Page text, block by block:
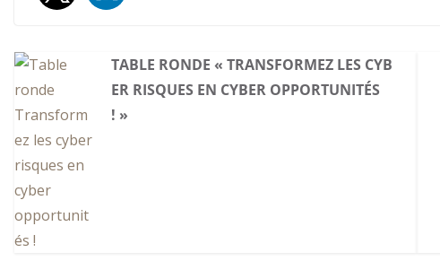
TABLE RONDE « TRANSFORMEZ LES CYB
ER RISQUES EN CYBER OPPORTUNITÉS
! »